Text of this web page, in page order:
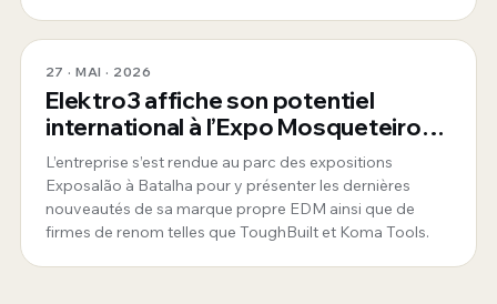
27 · MAI · 2026
Elektro3 affiche son potentiel
international à l’Expo Mosqueteiros
au Portugal
L’entreprise s’est rendue au parc des expositions
Exposalão à Batalha pour y présenter les dernières
nouveautés de sa marque propre EDM ainsi que de
firmes de renom telles que ToughBuilt et Koma Tools.